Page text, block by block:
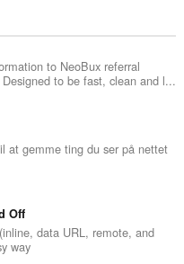
to NeoBux referral
to be fast, clean and l...
at gemme ting du ser på nettet
Off
data URL, remote, and
way